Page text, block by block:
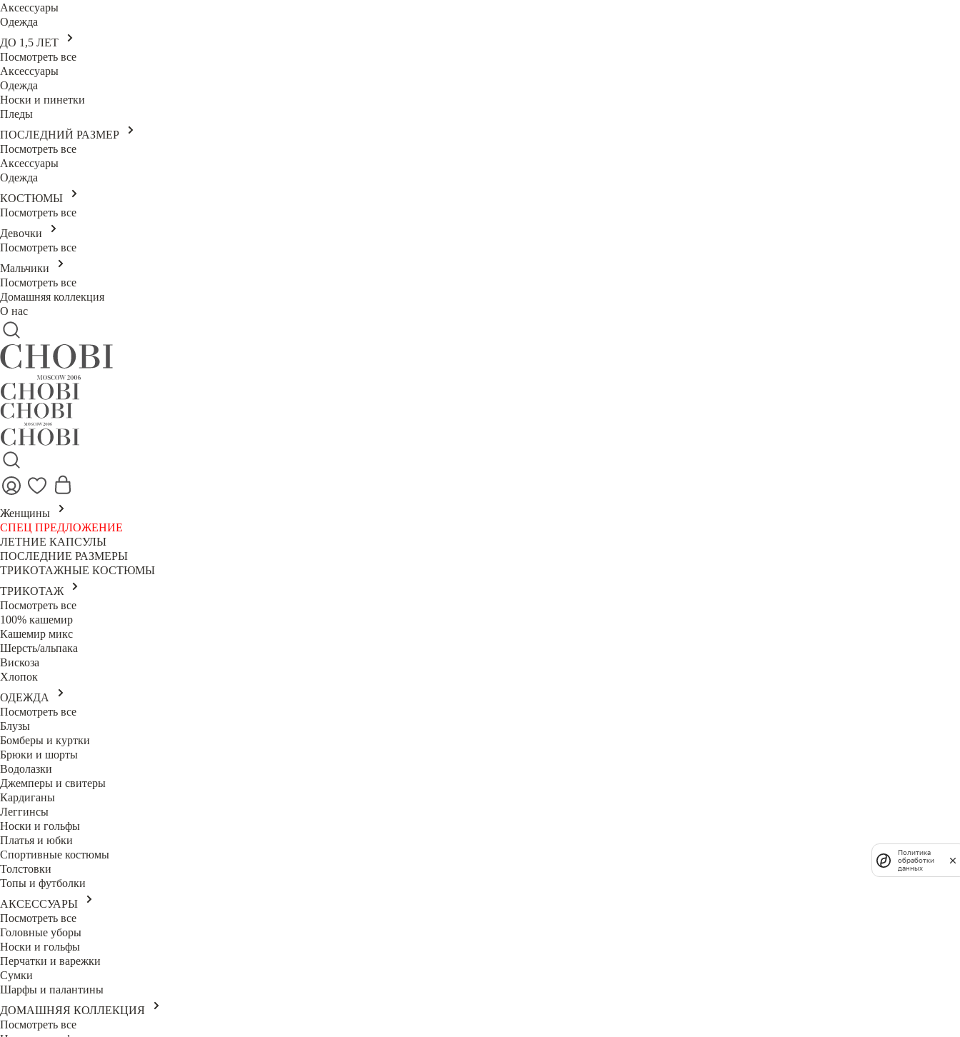
Аксессуары
Одежда
ДО 1,5 ЛЕТ
Посмотреть все
Аксессуары
Одежда
Носки и пинетки
Пледы
ПОСЛЕДНИЙ РАЗМЕР
Посмотреть все
Аксессуары
Одежда
КОСТЮМЫ
Посмотреть все
Девочки
Посмотреть все
Мальчики
Посмотреть все
Домашняя коллекция
О нас
Женщины
СПЕЦ ПРЕДЛОЖЕНИЕ
ЛЕТНИЕ КАПСУЛЫ
ПОСЛЕДНИЕ РАЗМЕРЫ
ТРИКОТАЖНЫЕ КОСТЮМЫ
ТРИКОТАЖ
Посмотреть все
100% кашемир
Кашемир микс
Шерсть/альпака
Вискоза
Хлопок
ОДЕЖДА
Посмотреть все
Блузы
Бомберы и куртки
Брюки и шорты
Водолазки
Джемперы и свитеры
Кардиганы
Леггинсы
Носки и гольфы
Платья и юбки
Спортивные костюмы
Толстовки
Топы и футболки
АКСЕССУАРЫ
Посмотреть все
Головные уборы
Носки и гольфы
Перчатки и варежки
Сумки
Шарфы и палантины
ДОМАШНЯЯ КОЛЛЕКЦИЯ
Посмотреть все
Политика
обработки
данных